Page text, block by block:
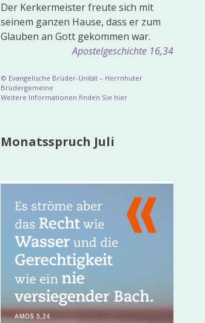
Der Kerkermeister freute sich mit
seinem ganzen Hause, dass er zum
Glauben an Gott gekommen war.
Apostelgeschichte 16,34
© Evangelische Brüder-Unität – Herrnhuter
Brüdergemeine
Weitere Informationen finden Sie hier
Monatsspruch Juli